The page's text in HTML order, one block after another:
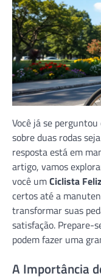
Você já se
sobre duas rodas
resposta está em
artigo, vamos
você umCiclista Feliz
certos até a
transformar suas
satisfação. Prepare-
podem fazer uma
A Importância